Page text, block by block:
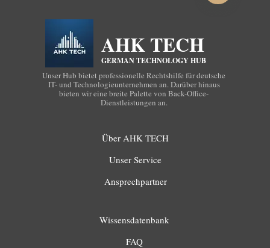
AHK TECH
GERMAN TECHNOLOGY HUB
Unser Hub bietet professionelle Rechtshilfe für deutsche
IT- und Technologieunternehmen an. Darüber hinaus
bieten wir eine breite Palette von Back-Office-
Dienstleistungen an.
Wissensdatenbank
FAQ
Über AHK TECH
Unser Service
Ansprechpartner